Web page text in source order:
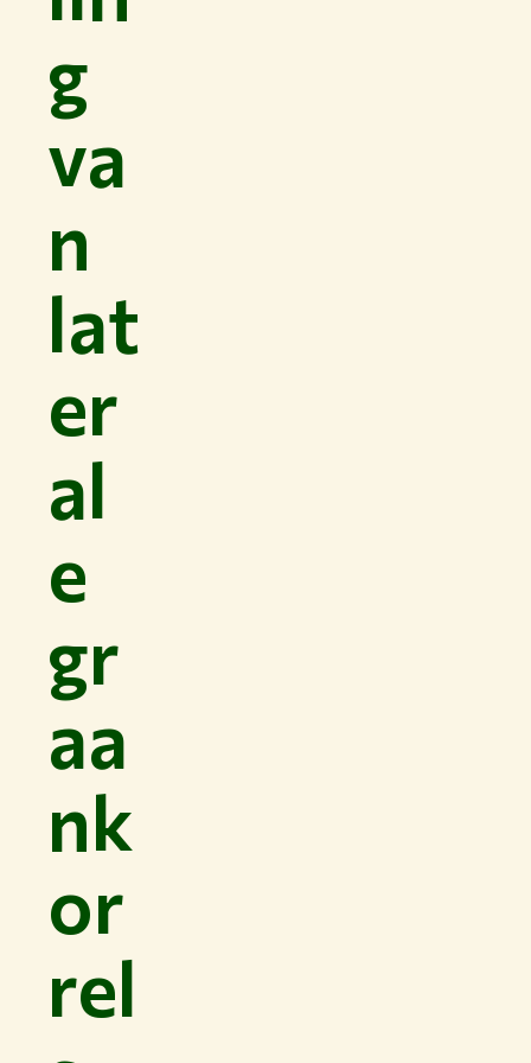
g
va
n
lat
er
al
e
gr
aa
nk
or
rel